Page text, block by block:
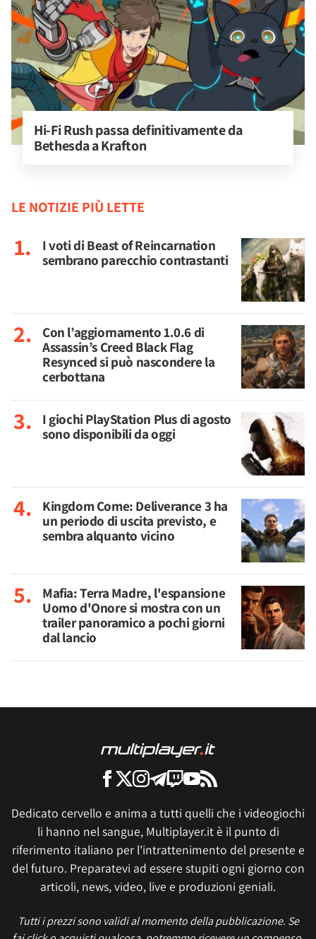
Hi-Fi Rush passa definitivamente da
Bethesda a Krafton
LE NOTIZIE PIÙ LETTE
I voti di Beast of Reincarnation
sembrano parecchio contrastanti
Con l’aggiornamento 1.0.6 di
Assassin’s Creed Black Flag
Resynced si può nascondere la
cerbottana
I giochi PlayStation Plus di agosto
sono disponibili da oggi
Kingdom Come: Deliverance 3 ha
un periodo di uscita previsto, e
sembra alquanto vicino
Mafia: Terra Madre, l'espansione
Uomo d'Onore si mostra con un
trailer panoramico a pochi giorni
dal lancio
Dedicato cervello e anima a tutti quelli che i videogiochi
li hanno nel sangue, Multiplayer.it è il punto di
riferimento italiano per l'intrattenimento del presente e
del futuro. Preparatevi ad essere stupiti ogni giorno con
articoli, news, video, live e produzioni geniali.
Tutti i prezzi sono validi al momento della pubblicazione. Se